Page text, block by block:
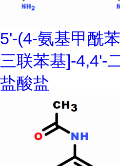
5'-(4-氨基甲酰
三联苯基]-4,4'-
盐酸盐